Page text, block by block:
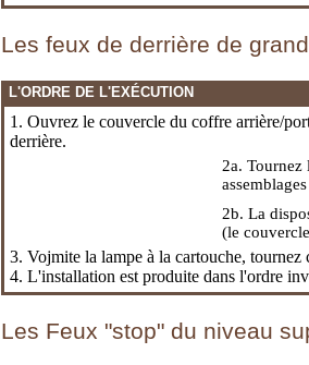
Les feux de derrière de
L'ORDRE DE L'EXÉCUTION
1. Ouvrez le couvercle du coffre arrière/
derrière.
2a.
2b. La
(le
3. Vojmite la lampe à la cartouche,
4. L'installation est produite dans l'ordre
Les Feux "stop" du niveau